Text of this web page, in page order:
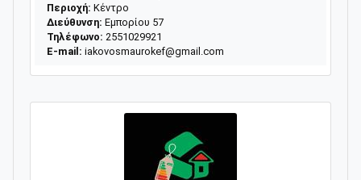
Περιοχή: Κέντρο
Διεύθυνση: Εμπορίου 57
Τηλέφωνο: 2551029921
E-mail: iakovosmaurokef@gmail.com